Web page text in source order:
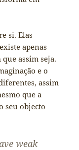
si. Elas
apenas
assim seja.
e o
assim
que a
seu objecto
weak